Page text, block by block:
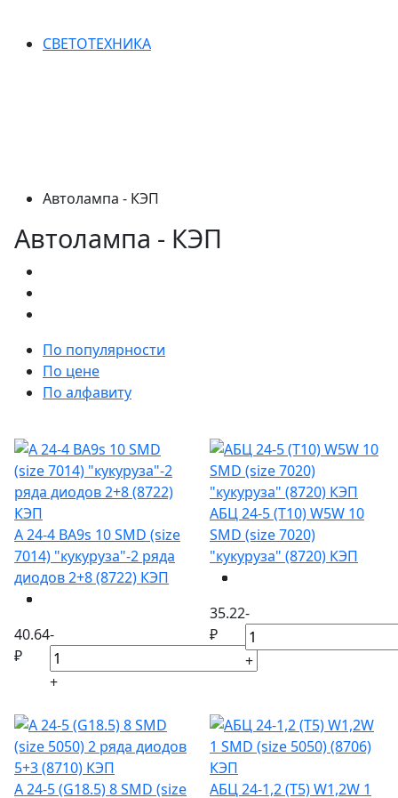
СВЕТОТЕХНИКА
Автолампа - КЭП
Автолампа - КЭП
По популярности
По цене
По алфавиту
А 24-4 BA9s 10 SMD (size
7014) "кукуруза"-2 ряда
диодов 2+8 (8722) КЭП
40.64
₽
-
+
АБЦ 24-5 (Т10) W5W 10
SMD (size 7020)
"кукуруза" (8720) КЭП
35.22
₽
-
+
А 24-5 (G18.5) 8 SMD (size
АБЦ 24-1,2 (Т5) W1,2W 1